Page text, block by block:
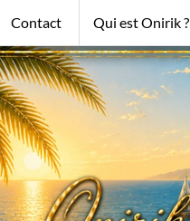
Contact Qui est Onirik ?